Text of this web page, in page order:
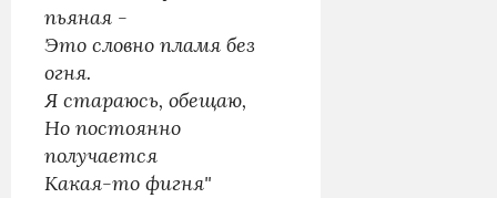
пьяная -
Это словно пламя без
огня.
Я стараюсь, обещаю,
Но постоянно
получается
Какая-то фигня"